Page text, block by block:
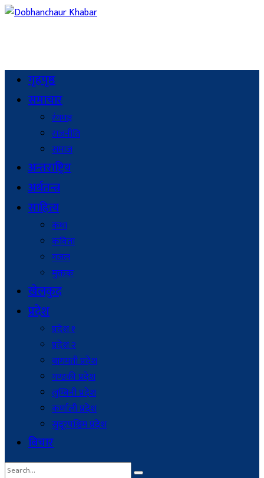
गृहपृष्ठ
समाचार
रंगमञ्च
राजनीति
समाज
अन्तराष्ट्रिय
अर्थतन्त्र
साहित्य
कथा
कविता
गजल
मुक्तक
खेलकुद
प्रदेश
प्रदेश १
प्रदेश २
बागमती प्रदेश
गण्डकी प्रदेश
लुम्बिनी प्रदेश
कर्णाली प्रदेश
सुदूरपश्चिम प्रदेश
बिचार